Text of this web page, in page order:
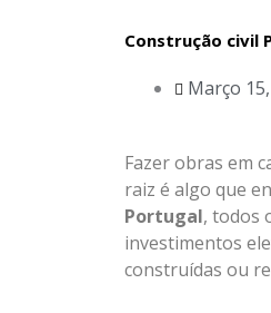
Construção civil
Março
Fazer obras em
raiz é algo que
Portugal, todos
investimentos
construídas ou